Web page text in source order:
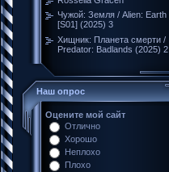
Чужой: Земля / Alien: Earth
[S01] (2025) 3
Хищник: Планета смерти /
Predator: Badlands (2025) 2
Наш опрос
Оцените мой сайт
Отлично
Хорошо
Неплохо
Плохо